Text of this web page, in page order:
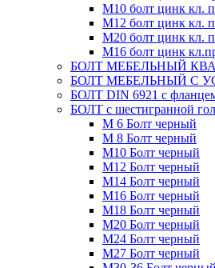
М10 болт цинк кл.
М12 болт цинк кл.
М20 болт цинк кл.
М16 болт цинк
БОЛТ МЕБЕЛЬНЫЙ
БОЛТ МЕБЕЛЬНЫЙ С
БОЛТ DIN 6921 c
БОЛТ с шестигранной
М 6 Болт черный
М 8 Болт черный
М10 Болт черный
М12 Болт черный
М14 Болт черный
М16 Болт черный
М18 Болт черный
М20 Болт черный
М24 Болт черный
М27 Болт черный